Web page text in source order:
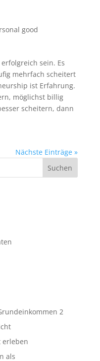
good
sein. Es
mehrfach scheitert
ist Erfahrung.
möglichst billig
scheitern, dann
Nächste Einträge »
2
erleben
als